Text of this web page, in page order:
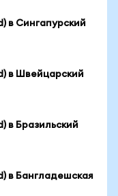
в Сингапурский
в Швейцарский
в Бразильский
в Бангладешская